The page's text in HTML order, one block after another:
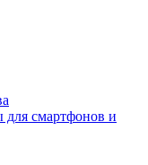
для смартфонов и